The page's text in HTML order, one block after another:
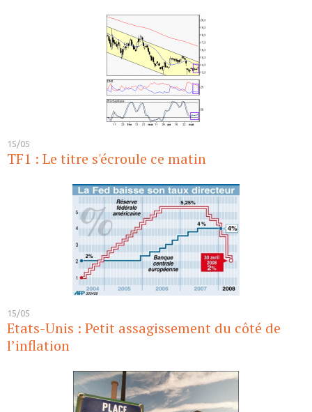
15/05
TF1 : Le titre s'écroule ce matin
15/05
Etats-Unis : Petit assagissement du côté de
l’inflation